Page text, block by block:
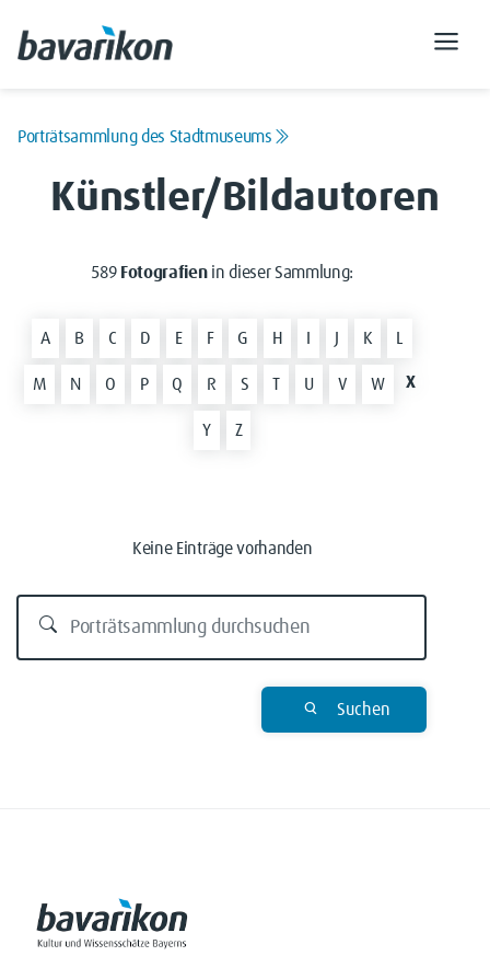
Porträtsammlung des Stadtmuseums
Künstler/Bildautoren
589 Fotografienin dieser Sammlung:
A B C D E F G H K
M N O P Q R S T U V W X
Y Z
Keine Einträge vorhanden
Suchen